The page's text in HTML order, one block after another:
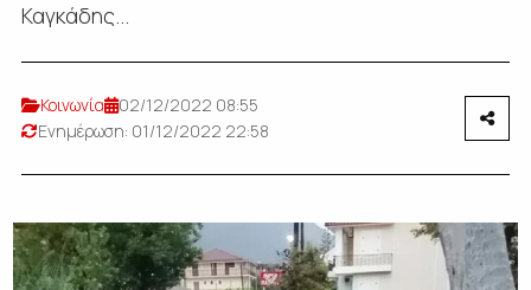
Καγκάδης...
Κοινωνία
02/12/2022 08:55
Ενημέρωση: 01/12/2022 22:58